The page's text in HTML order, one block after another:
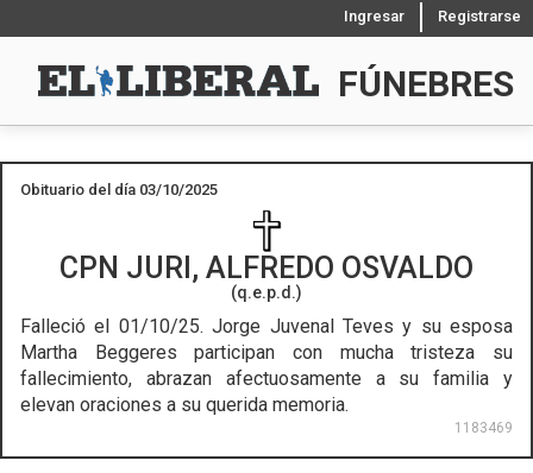
Ingresar Registrarse
FÚNEBRES
Obituario del día 03/10/2025
CPN JURI, ALFREDO OSVALDO
(q.e.p.d.)
Falleció el 01/10/25. Jorge Juvenal Teves y su esposa
Martha Beggeres participan con mucha tristeza su
fallecimiento, abrazan afectuosamente a su familia y
elevan oraciones a su querida memoria.
1183469